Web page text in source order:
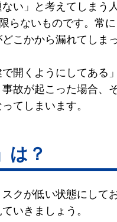
い」と考えてしまう
らないものです。常
こかから漏れてしま
開くようにしてある
故が起こった場合、
てしまいます。
は？
クが低い状態にして
いきましょう。